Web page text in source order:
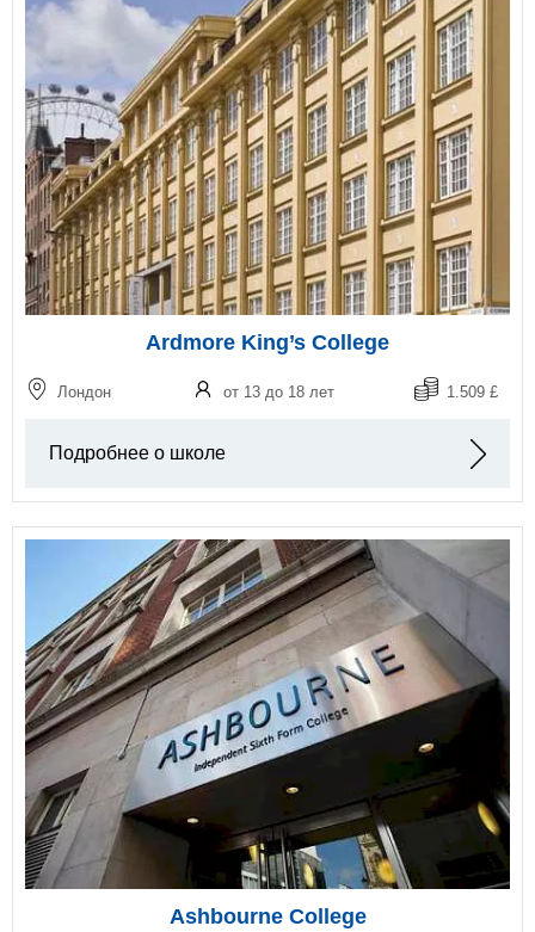
Ardmore King’s College
Лондон от 13 до 18 лет 1.509 £
Подробнее о школе
Ashbourne College